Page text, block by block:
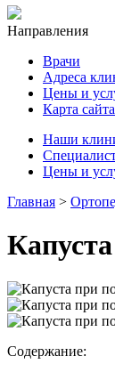
Направления
Врачи
Адреса
Цены и
Карта сайта
Наши
Цены и
Главная >
Содержание: